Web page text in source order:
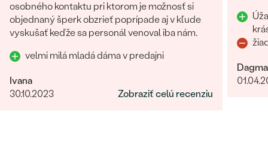
osobného kontaktu pri ktorom je možnosť si
objednaný šperk obzrieť poprípade aj v kľude
vyskušať keďže sa personál venoval iba nám.
velmi milá mladá dáma v predajni
Ivana
30.10.2023
Zobraziť celú recenziu